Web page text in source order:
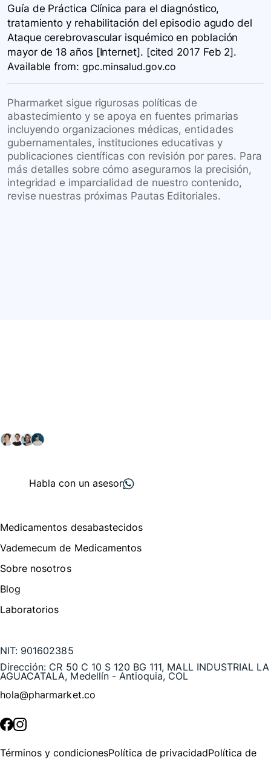
Guía de Práctica Clínica para el diagnóstico,
tratamiento y rehabilitación del episodio agudo del
Ataque cerebrovascular isquémico en población
mayor de 18 años​ [Internet]. [cited 2017 Feb 2].
Available from: gpc.minsalud.gov.co
Pharmarket sigue rigurosas políticas de
abastecimiento y se apoya en fuentes primarias
incluyendo organizaciones médicas, entidades
gubernamentales, instituciones educativas y
publicaciones científicas con revisión por pares. Para
más detalles sobre cómo aseguramos la precisión,
integridad e imparcialidad de nuestro contenido,
revise nuestras próximas Pautas Editoriales.
Habla con un asesor
Medicamentos desabastecidos
Vademecum de Medicamentos
Sobre nosotros
Blog
Laboratorios
NIT: 901602385
Dirección: CR 50 C 10 S 120 BG 111, MALL INDUSTRIAL LA
AGUACATALA, Medellín - Antioquia, COL
hola@pharmarket.co
Términos y condicionesPolítica de privacidadPolítica de